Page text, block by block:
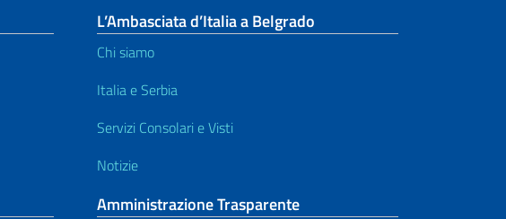
L’Ambasciata d’Italia a Belgrado
Chi siamo
Italia e Serbia
Servizi Consolari e Visti
Notizie
Amministrazione Trasparente